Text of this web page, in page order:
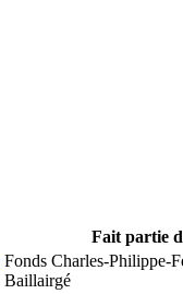
Fait partie
Fonds Charles-Philippe-
Baillairgé